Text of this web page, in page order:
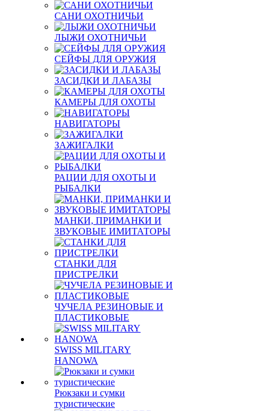
САНИ ОХОТНИЧЬИ
ЛЫЖИ ОХОТНИЧЬИ
СЕЙФЫ ДЛЯ ОРУЖИЯ
ЗАСИДКИ И ЛАБАЗЫ
КАМЕРЫ ДЛЯ ОХОТЫ
НАВИГАТОРЫ
ЗАЖИГАЛКИ
РАЦИИ ДЛЯ ОХОТЫ И
РЫБАЛКИ
МАНКИ, ПРИМАНКИ И
ЗВУКОВЫЕ ИМИТАТОРЫ
СТАНКИ ДЛЯ
ПРИСТРЕЛКИ
ЧУЧЕЛА РЕЗИНОВЫЕ И
ПЛАСТИКОВЫЕ
SWISS MILITARY
HANOWA
Рюкзаки и сумки
туристические